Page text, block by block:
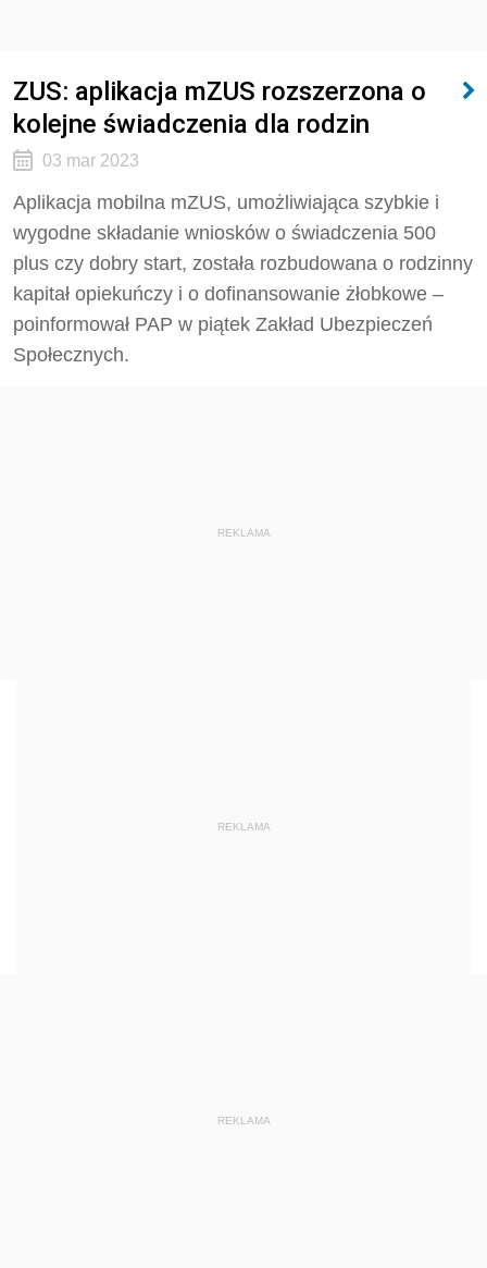
ZUS: aplikacja mZUS rozszerzona o
kolejne świadczenia dla rodzin
03 mar 2023
Aplikacja mobilna mZUS, umożliwiająca szybkie i
wygodne składanie wniosków o świadczenia 500
plus czy dobry start, została rozbudowana o rodzinny
kapitał opiekuńczy i o dofinansowanie żłobkowe –
poinformował PAP w piątek Zakład Ubezpieczeń
Społecznych.
REKLAMA
REKLAMA
REKLAMA